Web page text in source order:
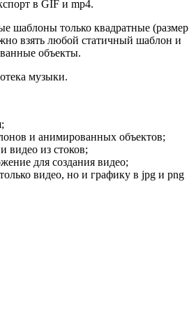
в GIF и mp4.
шаблоны только квадратные (размер
взять любой статичный шаблон и
объекты.
музыки.
и анимированных объектов;
видео из стоков;
для создания видео;
видео, но и графику в jpg и png